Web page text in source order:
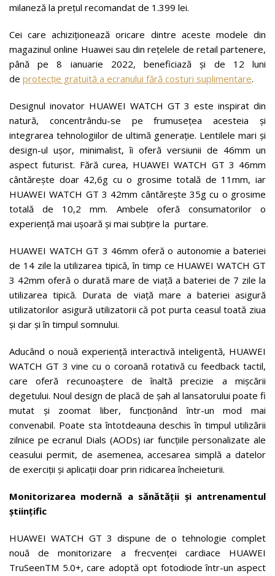
milaneză la prețul recomandat de 1.399 lei.
Cei care achiziționează oricare dintre aceste modele din
magazinul online Huawei sau din rețelele de retail partenere,
până pe 8 ianuarie 2022, beneficiază și de 12 luni
de protecție gratuită a ecranului fără costuri suplimentare.
Designul inovator HUAWEI WATCH GT 3 este inspirat din
natură, concentrându-se pe frumusețea acesteia și
integrarea tehnologiilor de ultimă generație. Lentilele mari și
design-ul ușor, minimalist, îi oferă versiunii de 46mm un
aspect futurist. Fără curea, HUAWEI WATCH GT 3 46mm
cântărește doar 42,6g cu o grosime totală de 11mm, iar
HUAWEI WATCH GT 3 42mm cântărește 35g cu o grosime
totală de 10,2 mm. Ambele oferă consumatorilor o
experiență mai ușoară și mai subțire la purtare.
HUAWEI WATCH GT 3 46mm oferă o autonomie a bateriei
de 14 zile la utilizarea tipică, în timp ce HUAWEI WATCH GT
3 42mm oferă o durată mare de viață a bateriei de 7 zile la
utilizarea tipică. Durata de viață mare a bateriei asigură
utilizatorilor asigură utilizatorii că pot purta ceasul toată ziua
și dar și în timpul somnului.
Aducând o nouă experiență interactivă inteligentă, HUAWEI
WATCH GT 3 vine cu o coroană rotativă cu feedback tactil,
care oferă recunoaștere de înaltă precizie a mișcării
degetului. Noul design de placă de șah al lansatorului poate fi
mutat și zoomat liber, funcționând într-un mod mai
convenabil. Poate sta întotdeauna deschis în timpul utilizării
zilnice pe ecranul Dials (AODs) iar funcțiile personalizate ale
ceasului permit, de asemenea, accesarea simplă a datelor
de exerciții și aplicații doar prin ridicarea încheieturii.
Monitorizarea modernă a sănătății și antrenamentul
științific
HUAWEI WATCH GT 3 dispune de o tehnologie complet
nouă de monitorizare a frecvenței cardiace HUAWEI
TruSeenTM 5.0+, care adoptă opt fotodiode într-un aspect